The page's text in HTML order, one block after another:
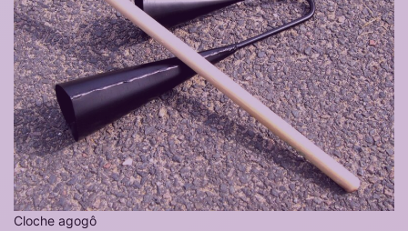
Cloche agogô